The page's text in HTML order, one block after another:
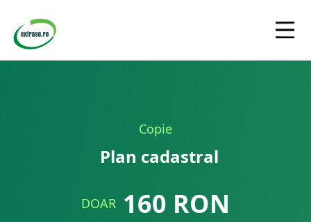
Copie
Plan cadastral
DOAR 160 RON